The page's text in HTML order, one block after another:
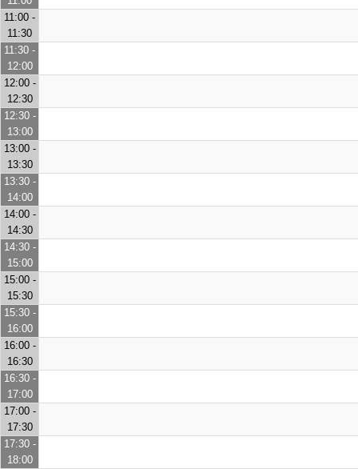
11:00 -
11:30
11:30 -
12:00
12:00 -
12:30
12:30 -
13:00
13:00 -
13:30
13:30 -
14:00
14:00 -
14:30
14:30 -
15:00
15:00 -
15:30
15:30 -
16:00
16:00 -
16:30
16:30 -
17:00
17:00 -
17:30
17:30 -
18:00